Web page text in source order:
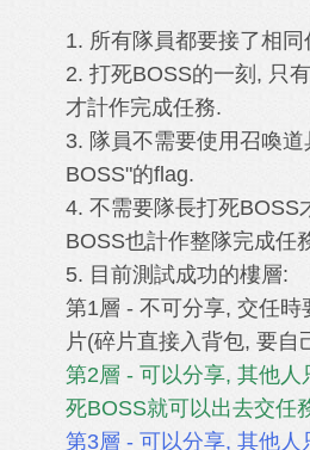
1. 所有隊員都要接了相同
2. 打死BOSS的一刻, 只
才計作完成任務.
3. 隊員不需要使用召喚
BOSS"的flag.
4. 不需要隊長打死BOSS
BOSS也計作整隊完成任
5. 目前測試成功的樓層:
第1層 - 不可分享, 交任
片(碎片直接入背包, 要自
第2層 - 可以分享, 其他人
死BOSS就可以出去交任
第3層 - 可以分享, 其他人